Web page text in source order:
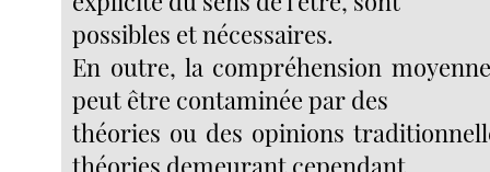
possibles et nécessaires.
En outre, la compréhension
peut être contaminée par des
théories ou des opinions
théories demeurant cependant